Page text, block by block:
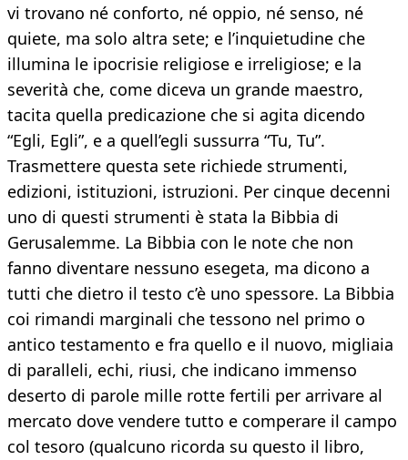
vi trovano né conforto, né oppio, né senso, né
quiete, ma solo altra sete; e l’inquietudine che
illumina le ipocrisie religiose e irreligiose; e la
severità che, come diceva un grande maestro,
tacita quella predicazione che si agita dicendo
“Egli, Egli”, e a quell’egli sussurra “Tu, Tu”.
Trasmettere questa sete richiede strumenti,
edizioni, istituzioni, istruzioni. Per cinque decenni
uno di questi strumenti è stata la Bibbia di
Gerusalemme. La Bibbia con le note che non
fanno diventare nessuno esegeta, ma dicono a
tutti che dietro il testo c’è uno spessore. La Bibbia
coi rimandi marginali che tessono nel primo o
antico testamento e fra quello e il nuovo, migliaia
di paralleli, echi, riusi, che indicano immenso
deserto di parole mille rotte fertili per arrivare al
mercato dove vendere tutto e comperare il campo
col tesoro (qualcuno ricorda su questo il libro,